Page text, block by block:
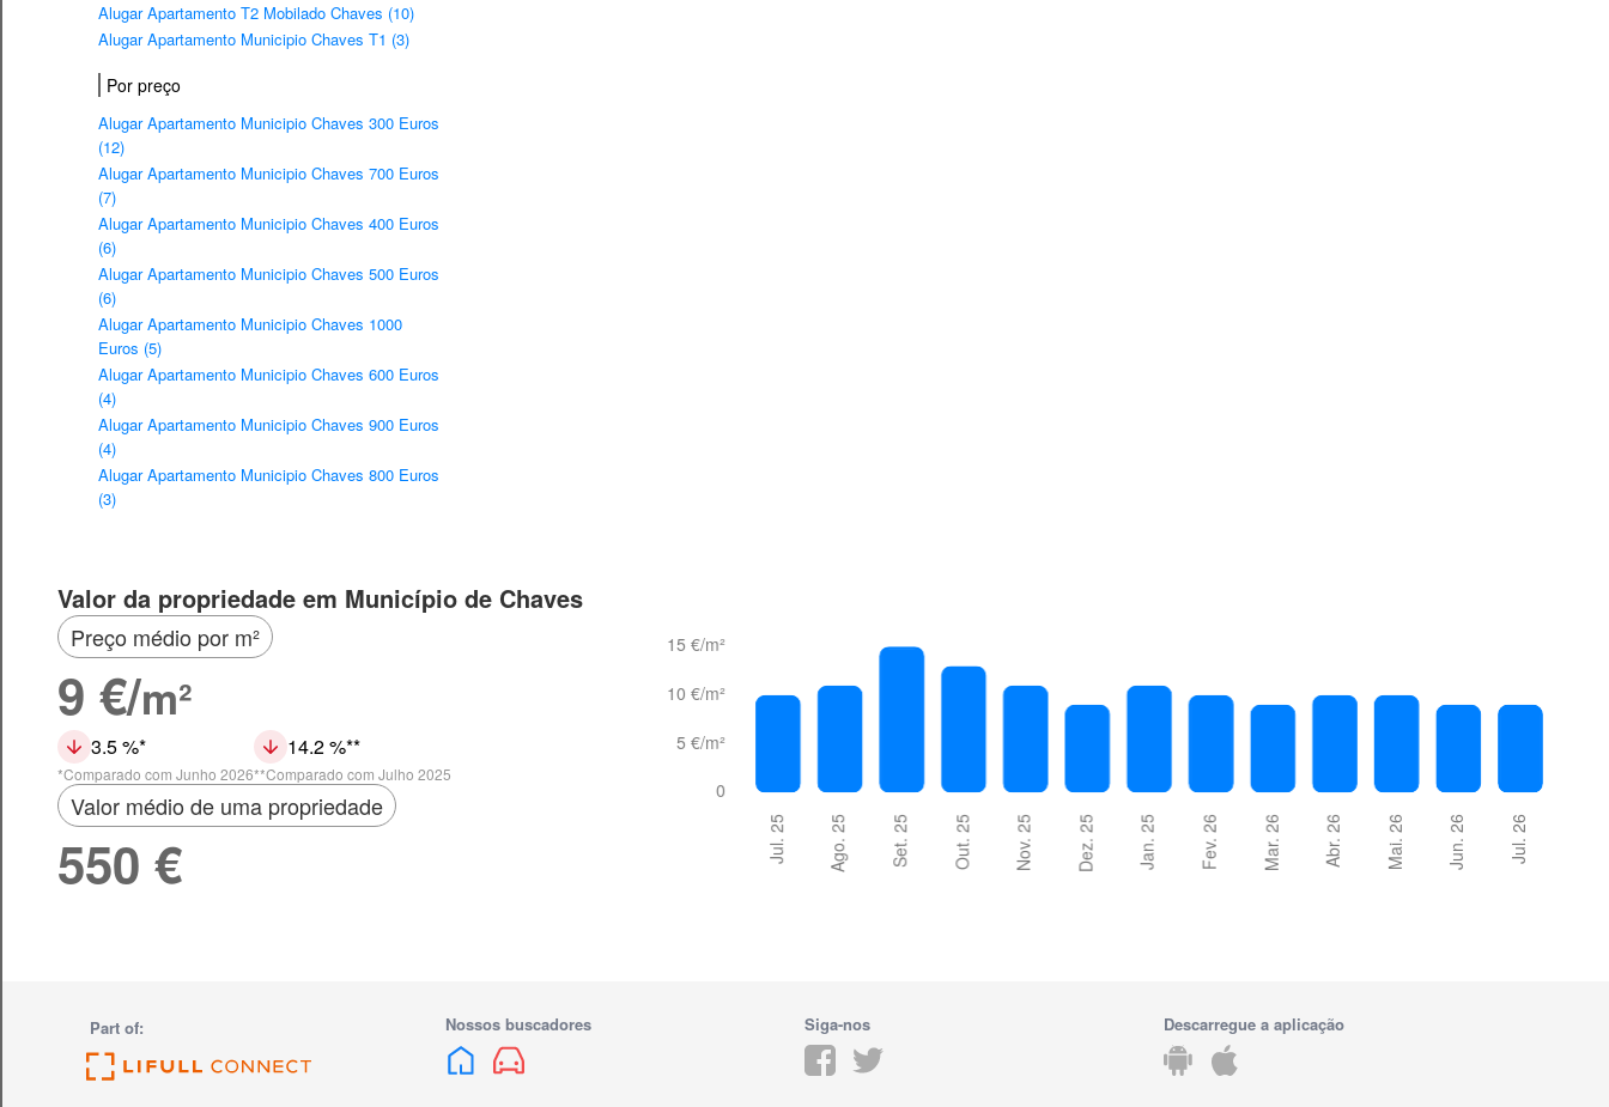
Alugar Apartamento T2 Mobilado Chaves (10)
Alugar Apartamento Municipio Chaves T1 (3)
Por preço
Alugar Apartamento Municipio Chaves 300 Euros
(12)
Alugar Apartamento Municipio Chaves 700 Euros
(7)
Alugar Apartamento Municipio Chaves 400 Euros
(6)
Alugar Apartamento Municipio Chaves 500 Euros
(6)
Alugar Apartamento Municipio Chaves 1000
Euros (5)
Alugar Apartamento Municipio Chaves 600 Euros
(4)
Alugar Apartamento Municipio Chaves 900 Euros
(4)
Alugar Apartamento Municipio Chaves 800 Euros
(3)
Valor da propriedade em Município de Chaves
Preço médio por m²
9 €/m²
3.5 %
Comparado com Junho 2026
14.2 %
Comparado com Julho 2025
Valor médio de uma propriedade
550 €
Part of: Nossos buscadores Siga-nos Descarregue a aplicação